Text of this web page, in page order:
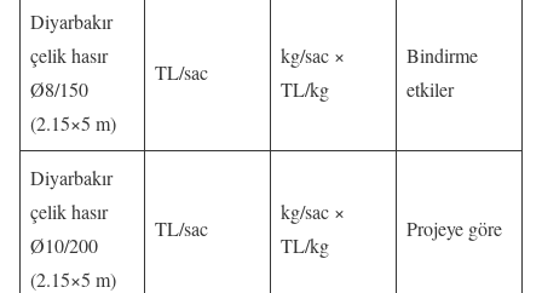
Diyarbakır
çelik hasır
Ø8/150
(2.15×5 m)
TL/sac
kg/sac ×
TL/kg
Bindirme
etkiler
Diyarbakır
çelik hasır
Ø10/200
(2.15×5 m)
TL/sac
kg/sac ×
TL/kg
Projeye göre